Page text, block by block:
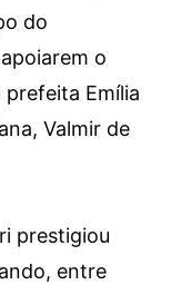
do
o
Emília
Valmir de
prestigiou
entre